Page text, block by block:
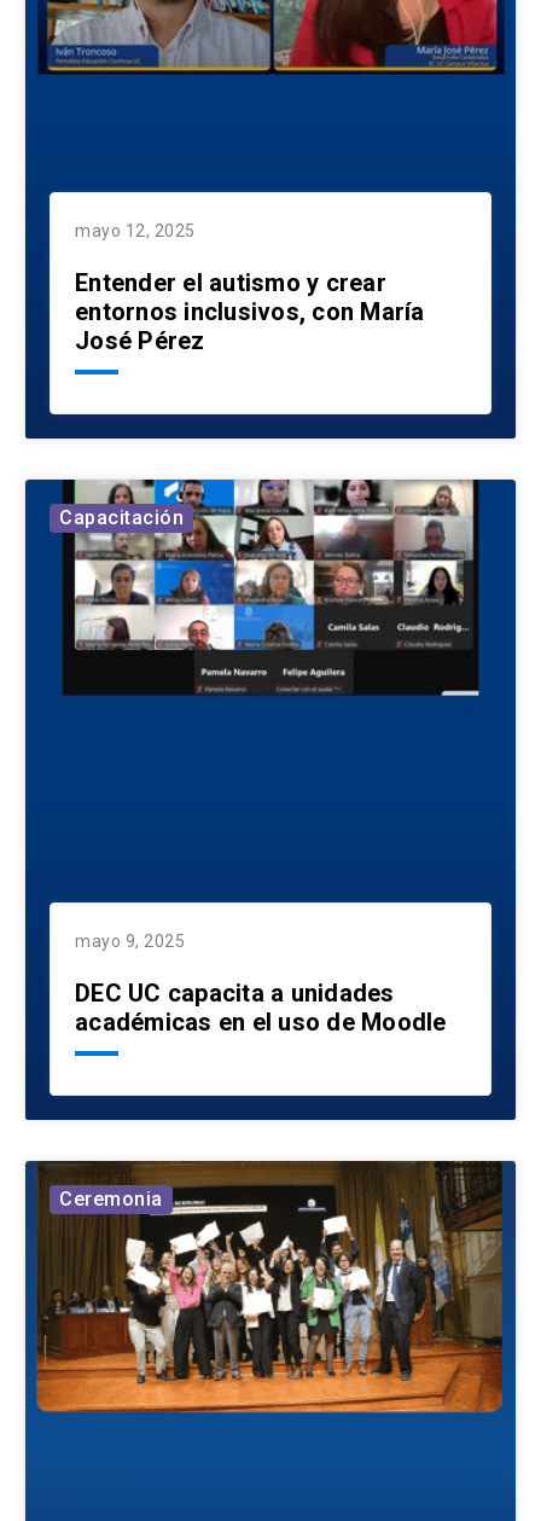
mayo 12, 2025
Entender el autismo y crear
entornos inclusivos, con María
José Pérez
Capacitación
mayo 9, 2025
DEC UC capacita a unidades
académicas en el uso de Moodle
Ceremonia